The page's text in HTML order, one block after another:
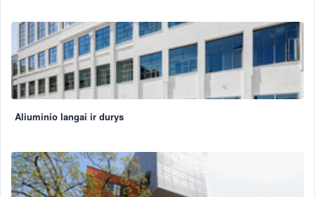
Aliuminio langai ir durys